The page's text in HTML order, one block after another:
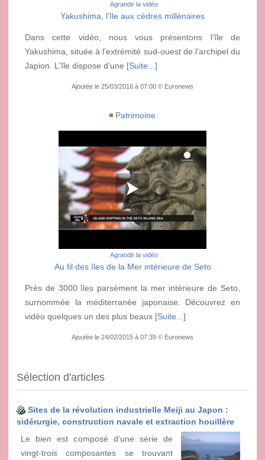
Agrandir la vidéo
Yakushima, l‘île aux cèdres millénaires
Dans cette vidéo, nous vous présentons l‘île de
Yakushima, située à l’extrémité sud-ouest de l’archipel du
Japion. L'île dispose d’une [Suite...]
Ajoutée le 25/03/2016 à 07:00 © Euronews
Patrimoine
Agrandir la vidéo
Au fil des îles de la Mer intérieure de Seto
Près de 3000 îles parsèment la mer intérieure de Seto,
surnommée la méditerranée japonaise. Découvrez en
vidéo quelques un des plus beaux [Suite...]
Ajoutée le 24/02/2015 à 07:39 © Euronews
Sélection d'articles
Sites de la révolution industrielle Meiji au Japon :
sidérurgie, construction navale et extraction houillère
Le bien est composé d’une série de
vingt-trois composantes se trouvant